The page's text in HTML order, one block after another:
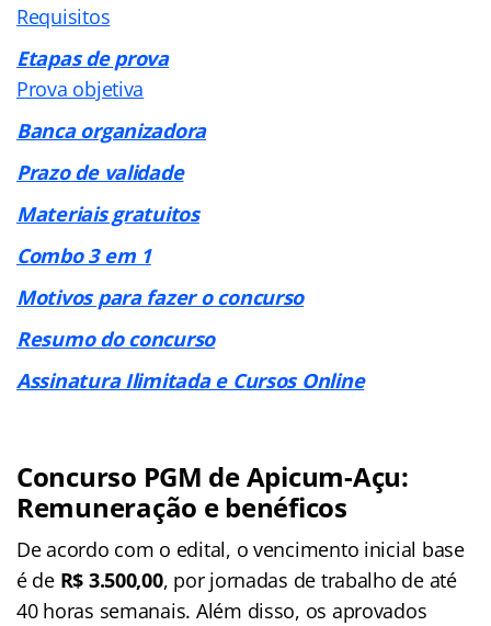
Requisitos
Etapas de prova
Prova objetiva
Banca organizadora
Prazo de validade
Materiais gratuitos
Combo 3 em 1
Motivos para fazer o concurso
Resumo do concurso
Assinatura Ilimitada e Cursos Online
Concurso PGM de Apicum-Açu:
Remuneração e benéficos
De acordo com o edital, o vencimento inicial base
é de R$ 3.500,00, por jornadas de trabalho de até
40 horas semanais. Além disso, os aprovados